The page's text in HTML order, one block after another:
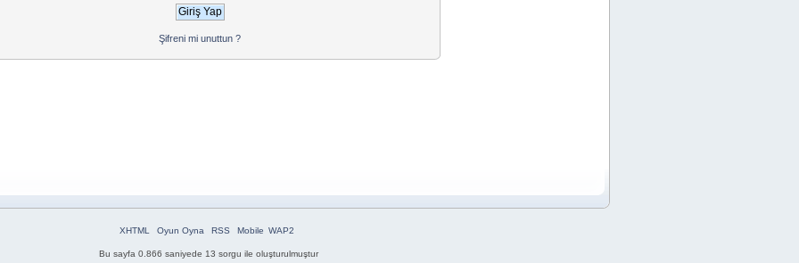
Şifreni mi unuttun ?
XHTML Oyun Oyna RSS Mobile WAP2
Bu sayfa 0.866 saniyede 13 sorgu ile oluşturulmuştur